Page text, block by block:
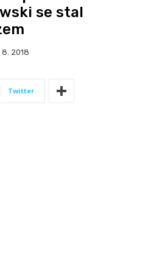
se stal
8. 2018
Twitter